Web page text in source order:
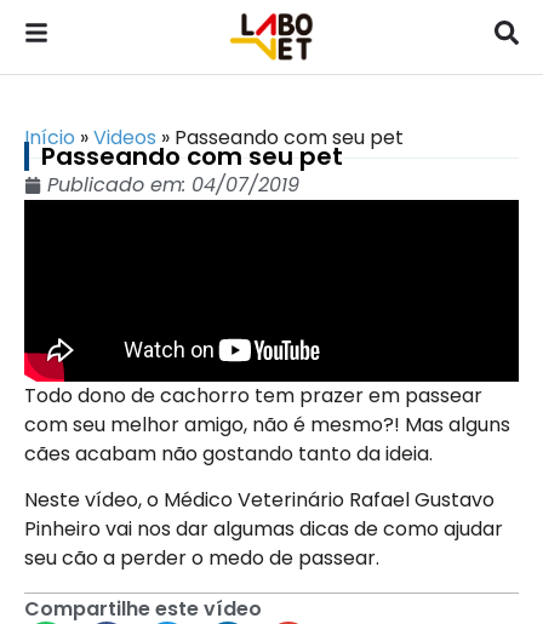
Início »Videos » Passeando com seu pet
Passeando com seu pet
Publicado em: 04/07/2019
Todo dono de cachorro tem prazer em passear
com seu melhor amigo, não é mesmo?! Mas alguns
cães acabam não gostando tanto da ideia.
Neste vídeo, o Médico Veterinário Rafael Gustavo
Pinheiro vai nos dar algumas dicas de como ajudar
seu cão a perder o medo de passear.
Compartilhe este vídeo